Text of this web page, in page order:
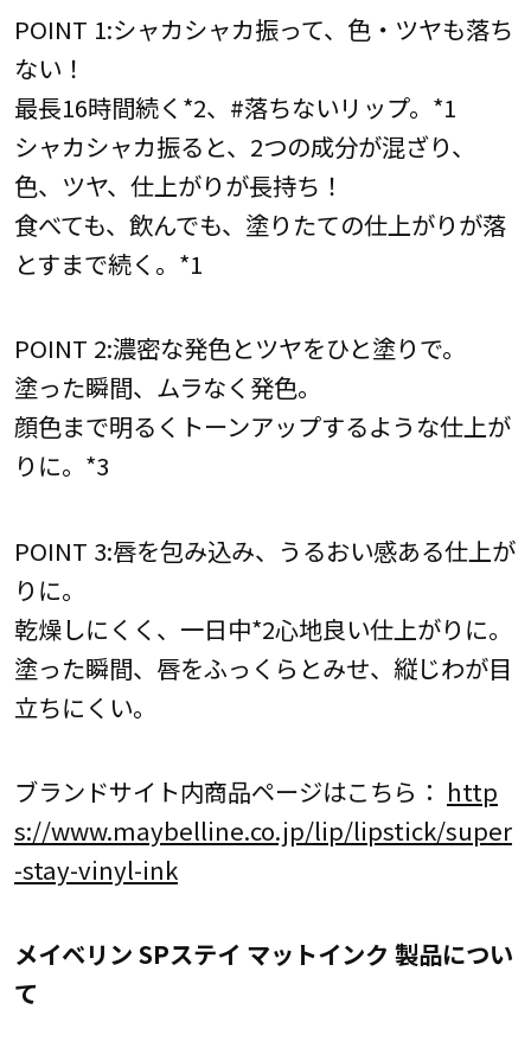
POINT 1:シャカシャカ振って、色・ツヤも落ち
ない！
最長16時間続く*2、#落ちないリップ。*1
シャカシャカ振ると、2つの成分が混ざり、
色、ツヤ、仕上がりが長持ち！
食べても、飲んでも、塗りたての仕上がりが落
とすまで続く。*1
POINT 2:濃密な発色とツヤをひと塗りで。
塗った瞬間、ムラなく発色。
顔色まで明るくトーンアップするような仕上が
りに。*3
POINT 3:唇を包み込み、うるおい感ある仕上が
りに。
乾燥しにくく、一日中*2心地良い仕上がりに。
塗った瞬間、唇をふっくらとみせ、縦じわが目
立ちにくい。
ブランドサイト内商品ページはこちら： http
s://www.maybelline.co.jp/lip/lipstick/super
-stay-vinyl-ink
メイベリン SPステイ マットインク 製品につい
て